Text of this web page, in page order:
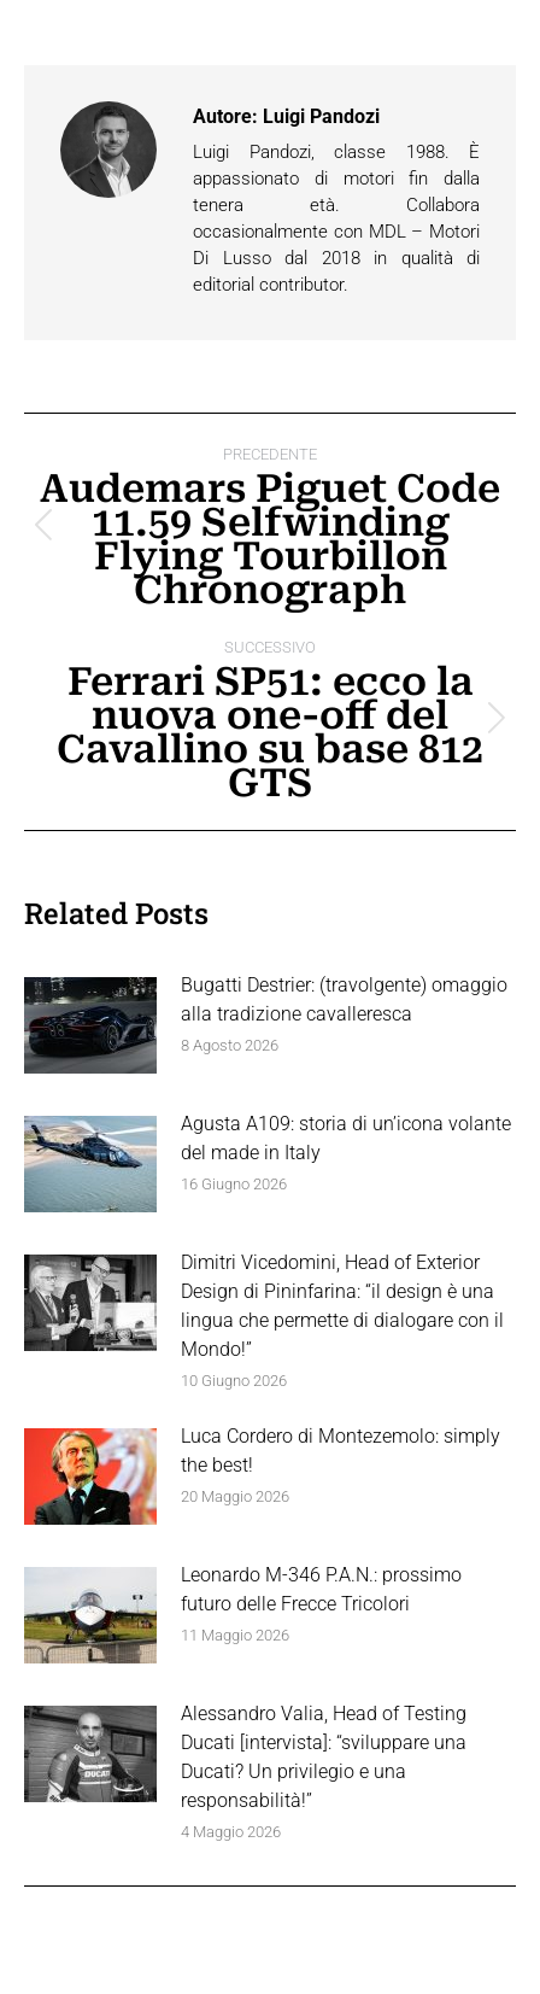
Autore: Luigi Pandozi
Luigi Pandozi, classe 1988. È
appassionato di motori fin dalla
tenera età. Collabora
occasionalmente con MDL – Motori
Di Lusso dal 2018 in qualità di
editorial contributor.
tra
PRECEDENTE
Post
precedente:
Audemars Piguet Code
11.59 Selfwinding
Flying Tourbillon
Chronograph
SUCCESSIVO
Prossimo
post:
Ferrari SP51: ecco la
nuova one-off del
Cavallino su base 812
GTS
Related Posts
Bugatti Destrier: (travolgente) omaggio
alla tradizione cavalleresca
8 Agosto 2026
Agusta A109: storia di un’icona volante
del made in Italy
16 Giugno 2026
Dimitri Vicedomini, Head of Exterior
Design di Pininfarina: “il design è una
lingua che permette di dialogare con il
Mondo!”
10 Giugno 2026
Luca Cordero di Montezemolo: simply
the best!
20 Maggio 2026
Leonardo M-346 P.A.N.: prossimo
futuro delle Frecce Tricolori
11 Maggio 2026
Alessandro Valia, Head of Testing
Ducati [intervista]: “sviluppare una
Ducati? Un privilegio e una
responsabilità!”
4 Maggio 2026